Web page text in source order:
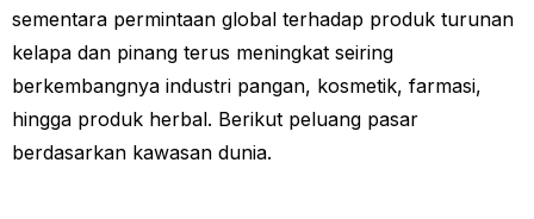
sementara permintaan global terhadap produk turunan
kelapa dan pinang terus meningkat seiring
berkembangnya industri pangan, kosmetik, farmasi,
hingga produk herbal. Berikut peluang pasar
berdasarkan kawasan dunia.